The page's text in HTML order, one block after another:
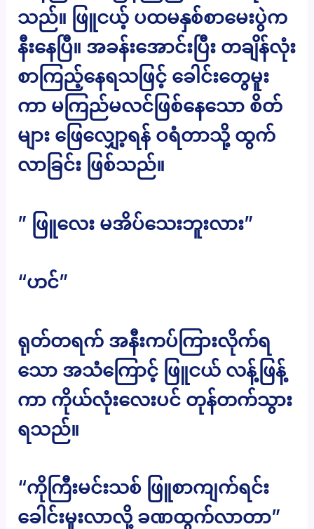
သည်။ ဖြူငယ့် ပထမနှစ်စာမေးပွဲက
နီးနေပြီ။ အခန်းအောင်းပြီး တချိန်လုံး
စာကြည့်နေရသဖြင့် ခေါင်းတွေမူး
ကာ မကြည်မလင်ဖြစ်နေသော စိတ်
များ ဖြေလျှော့ရန် ဝရံတာသို့ ထွက်
လာခြင်း ဖြစ်သည်။
” ဖြူလေး မအိပ်သေးဘူးလား”
“ဟင်”
ရုတ်တရက် အနီးကပ်ကြားလိုက်ရ
သော အသံကြောင့် ဖြူငယ် လန့်ဖြန့်
ကာ ကိုယ်လုံးလေးပင် တုန်တက်သွား
ရသည်။
“ကိုကြီးမင်းသစ် ဖြူစာကျက်ရင်း
ခေါင်းမူးလာလို့ ခဏထွက်လာတာ”